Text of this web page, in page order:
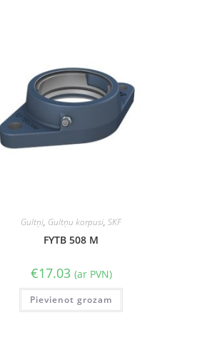
Gultņi, Gultņu korpusi,SKF
FYTB 508 M
€17.03 (ar PVN)
Pievienot grozam